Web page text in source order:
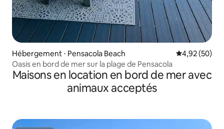
Hébergement ⋅ Pensacola Beach Évaluation
4,92 (50)
Oasis en bord de mer sur la plage de Pensacola
Maisons en location en bord de mer avec
animaux acceptés